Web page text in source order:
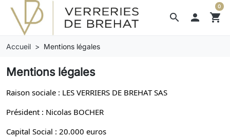
search  shopping_cart
0
Accueil Mentions légales
Mentions légales
Raison sociale : LES VERRIERS DE BREHAT SAS
Président : Nicolas BOCHER
Capital Social : 20.000 euros